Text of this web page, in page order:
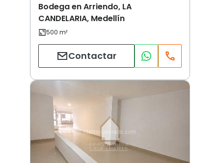
Bodega en Arriendo, LA
CANDELARIA, Medellín
Contactar